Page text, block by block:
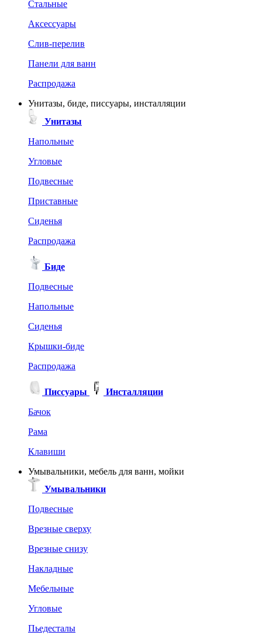
Стальные
Аксессуары
Слив-перелив
Панели для ванн
Распродажа
Унитазы, биде, писсуары, инсталляции
Унитазы
Напольные
Угловые
Подвесные
Приставные
Сиденья
Распродажа
Биде
Подвесные
Напольные
Сиденья
Крышки-биде
Распродажа
Писсуары
Инсталляции
Бачок
Рама
Клавиши
Умывальники, мебель для ванн, мойки
Умывальники
Подвесные
Врезные сверху
Врезные снизу
Накладные
Мебельные
Угловые
Пьедесталы